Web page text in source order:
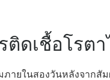
ติดเชื้อโรต
ภายในสองวันหลังจากสั